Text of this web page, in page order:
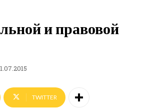
и правовой
TWITTER